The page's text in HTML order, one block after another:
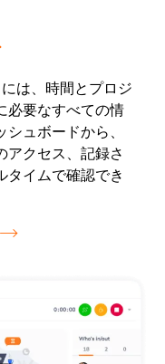
は、時間とプロジ
必要なすべての情
ュボードから、
アクセス、記録さ
タイムで確認でき